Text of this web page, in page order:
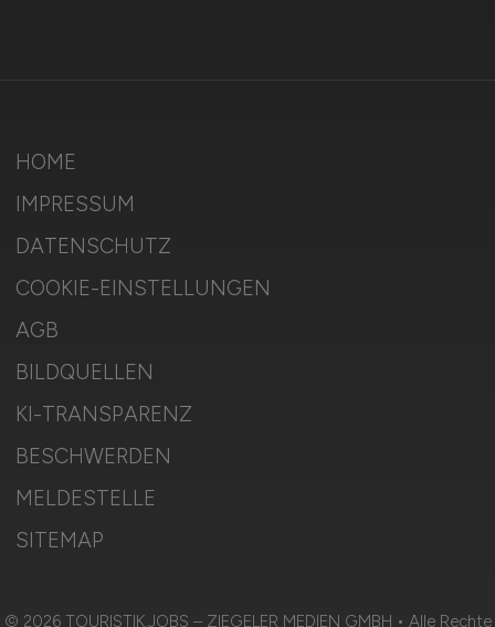
HOME
IMPRESSUM
DATENSCHUTZ
COOKIE-EINSTELLUNGEN
AGB
BILDQUELLEN
KI-TRANSPARENZ
BESCHWERDEN
MELDESTELLE
SITEMAP
© 2026 TOURISTIK.JOBS – ZIEGELER MEDIEN GMBH • Alle Rechte